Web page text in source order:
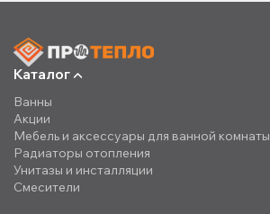
Каталог
Ванны
Акции
Мебель и аксессуары для ванной комнаты
Радиаторы отопления
Унитазы и инсталляции
Смесители